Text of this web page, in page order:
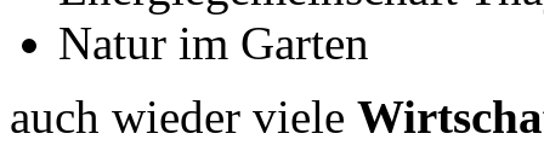
Natur im Garten
auch wieder viele